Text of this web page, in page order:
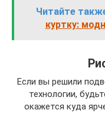
Читайте
куртку:
Если вы решили
технологии,
окажется куда